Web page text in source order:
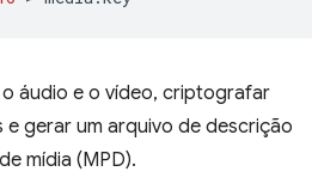
áudio e o vídeo, criptografar
e gerar um arquivo de descrição
mídia (MPD).